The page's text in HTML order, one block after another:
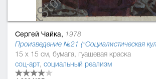
Сергей Чайка, 1978
Произведение №21 ("Социалистическая
15 x 15 см, бумага, гуашевая краска
соц-арт, социальный реализм